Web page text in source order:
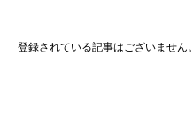
登録されている記事はございません。